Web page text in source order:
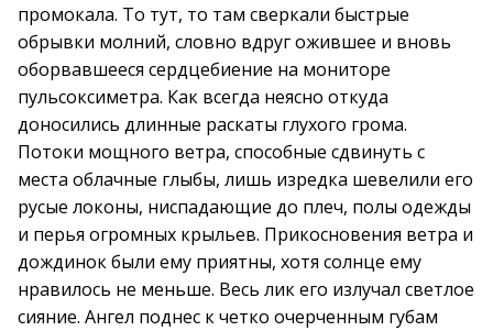
промокала. То тут, то там сверкали быстрые
обрывки молний, словно вдруг ожившее и вновь
оборвавшееся сердцебиение на мониторе
пульсоксиметра. Как всегда неясно откуда
доносились длинные раскаты глухого грома.
Потоки мощного ветра, способные сдвинуть с
места облачные глыбы, лишь изредка шевелили его
русые локоны, ниспадающие до плеч, полы одежды
и перья огромных крыльев. Прикосновения ветра и
дождинок были ему приятны, хотя солнце ему
нравилось не меньше. Весь лик его излучал светлое
сияние. Ангел поднес к четко очерченным губам